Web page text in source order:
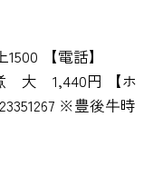
【電話】
大 1,440円 【ホ
※豊後牛時